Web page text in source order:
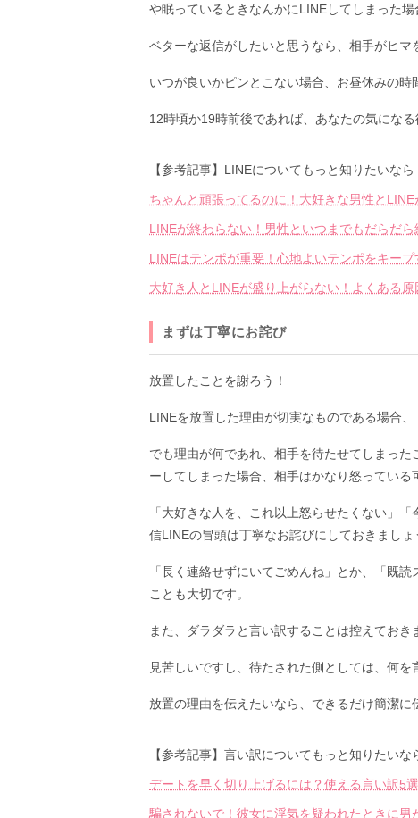
や眠っているときなんかにLINEしてしまった
ベターな返信がしたいと思うなら、相手がヒマ
いつが良いかピンとこない場合、お昼休みの時
12時頃か19時前後であれば、あなたの気にな
【参考記事】LINEについてもっと知りたいな
ちゃんと頑張ってるのに！大好きな男性とLINE
LINEが終わらない！男性といつまでもだらだら
LINEはテンポが重要！心地よいテンポをキープ
大好き人とLINEが盛り上がらない！よくある
まずは丁寧にお詫び
放置したことを謝ろう！
LINEを放置した理由が切実なものである場合
でも理由が何であれ、相手を待たせてしまっ
ーしてしまった場合、相手はかなり怒っている
「大好きな人を、これ以上怒らせたくない」
信LINEの冒頭は丁寧なお詫びにしておきましょ
「長く連絡せずにいてごめんね」とか、「既
ことも大切です。
また、ダラダラと言い訳することは控えておき
見苦しいですし、待たされた側としては、何を
放置の理由を伝えたいなら、できるだけ簡潔
【参考記事】言い訳についてもっと知りたいな
デートを早く切り上げるには？使える言い訳5
騙されないで！彼女に浮気を疑われたときに男